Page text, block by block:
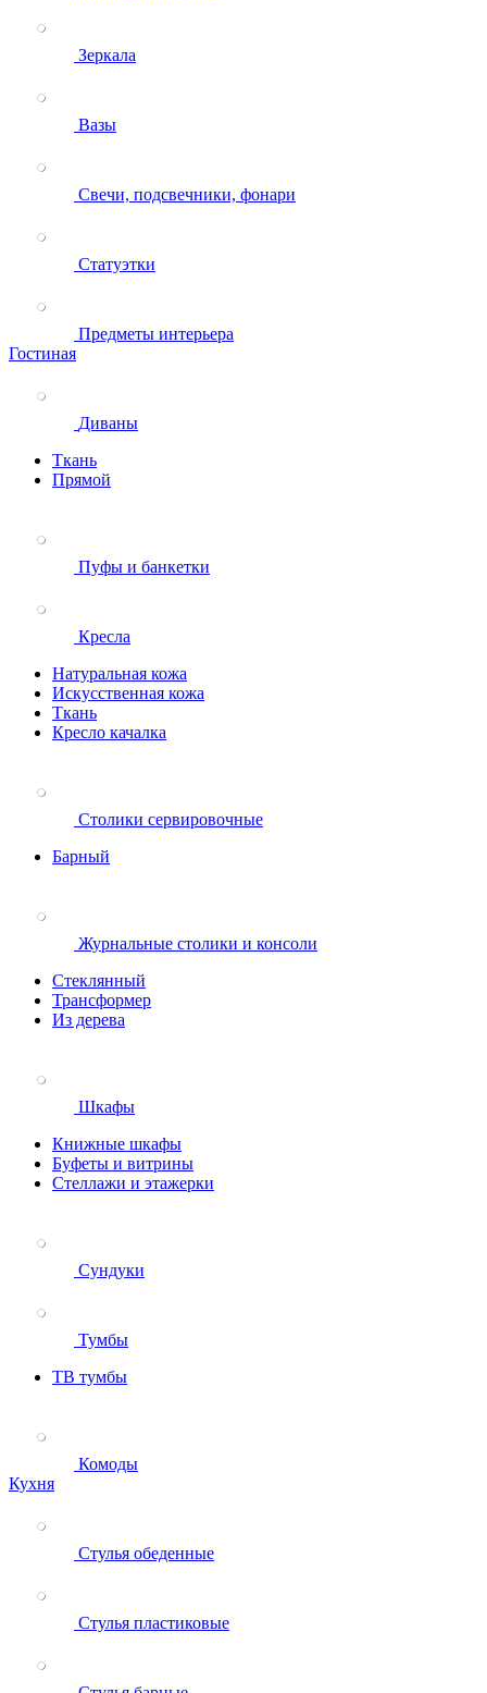
Зеркала
Вазы
Свечи, подсвечники, фонари
Статуэтки
Предметы интерьера
Гостиная
Диваны
Ткань
Прямой
Пуфы и банкетки
Кресла
Натуральная кожа
Искусственная кожа
Ткань
Кресло качалка
Столики сервировочные
Барный
Журнальные столики и консоли
Стеклянный
Трансформер
Из дерева
Шкафы
Книжные шкафы
Буфеты и витрины
Стеллажи и этажерки
Сундуки
Тумбы
ТВ тумбы
Комоды
Кухня
Стулья обеденные
Стулья пластиковые